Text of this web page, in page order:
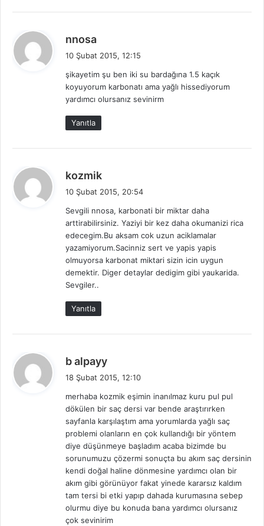
nnosa
i
k
:
10 Şubat 2015, 12:15
şikayetim şu ben iki su bardağına 1.5 kaçık
koyuyorum karbonatı ama yağlı hissediyorum
yardımcı olursanız sevinirm
Yanıtla
kozmik
i
k
i
10 Şubat 2015, 20:54
Sevgili nnosa, karbonati bir miktar daha
arttirabilirsiniz. Yaziyi bir kez daha okumanizi rica
edecegim.Bu aksam cok uzun aciklamalar
yazamiyorum.Sacinniz sert ve yapis yapis
olmuyorsa karbonat miktari sizin icin uygun
demektir. Diger detaylar dedigim gibi yaukarida.
Sevgiler..
Yanıtla
b alpayy
i
k
18 Şubat 2015, 12:10
merhaba kozmik eşimin inanılmaz kuru pul pul
dökülen bir saç dersi var bende araştırırken
sayfanla karşılaştım ama yorumlarda yağlı saç
problemi olanların en çok kullandığı bir yöntem
diye düşünmeye başladım acaba bizimde bu
sorunumuzu çözermi sonuçta bu akım saç dersinin
kendi doğal haline dönmesine yardımcı olan bir
akım gibi görünüyor fakat yinede kararsız kaldım
tam tersi bi etki yapıp dahada kurumasına sebep
olurmu diye bu konuda bana yardımcı olursanız
çok sevinirim